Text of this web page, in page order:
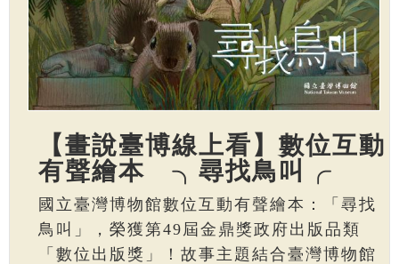
【畫說臺博線上看】數位互動
有聲繪本 ╮尋找鳥叫╭
國立臺灣博物館數位互動有聲繪本：「尋找
鳥叫」，榮獲第49屆金鼎獎政府出版品類
「數位出版獎」！故事主題結合臺灣博物館